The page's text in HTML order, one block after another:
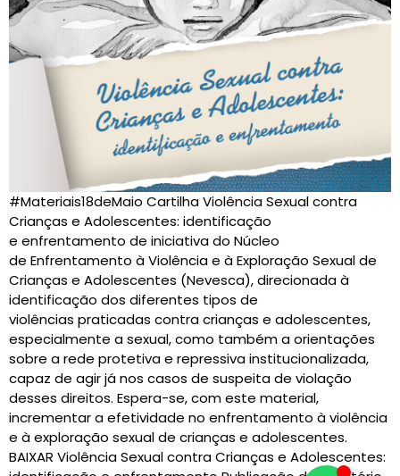
#Materiais18deMaio Cartilha Violência Sexual contra
Crianças e Adolescentes: identificação
e enfrentamento de iniciativa do Núcleo
de Enfrentamento à Violência e à Exploração Sexual de
Crianças e Adolescentes (Nevesca), direcionada à
identificação dos diferentes tipos de
violências praticadas contra crianças e adolescentes,
especialmente a sexual, como também a orientações
sobre a rede protetiva e repressiva institucionalizada,
capaz de agir já nos casos de suspeita de violação
desses direitos. Espera-se, com este material,
incrementar a efetividade no enfrentamento à violência
e à exploração sexual de crianças e adolescentes.
BAIXAR Violência Sexual contra Crianças e Adolescentes: